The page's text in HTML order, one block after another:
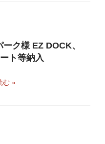
ク様 EZ DOCK、
ト等納入
む »